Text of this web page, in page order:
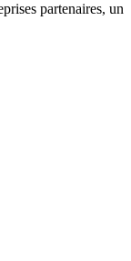
partenaires, un